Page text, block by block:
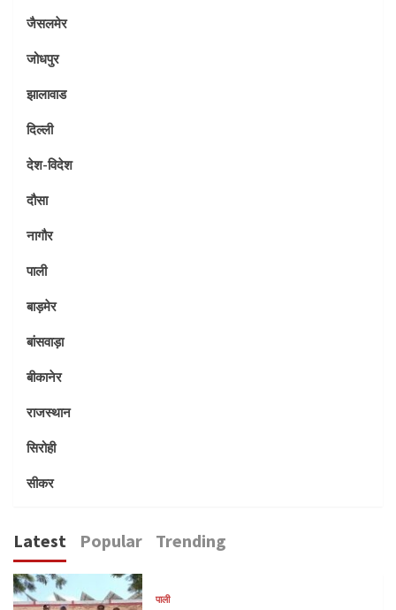
जैसलमेर
जोधपुर
झालावाड
दिल्ली
देश-विदेश
दौसा
नागौर
पाली
बाड़मेर
बांसवाड़ा
बीकानेर
राजस्थान
सिरोही
सीकर
Latest Popular Trending
पाली